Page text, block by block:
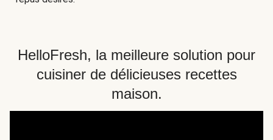
HelloFresh, la meilleure solution pour
cuisiner de délicieuses recettes
maison.